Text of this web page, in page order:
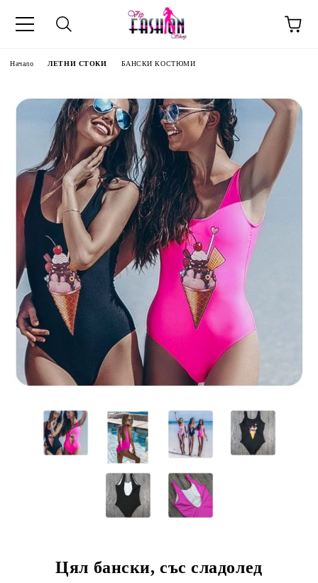
Начало ЛЕТНИ СТОКИ БАНСКИ КОСТЮМИ
Цял бански, със сладолед